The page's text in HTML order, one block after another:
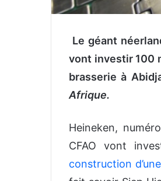
Le géant
vont investir 100
brasserie à
Afrique.
Heineken,
CFAO vont
construction